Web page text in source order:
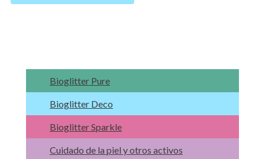
Bioglitter Pure
Bioglitter Deco
Bioglitter Sparkle
Cuidado de la piel y otros activos